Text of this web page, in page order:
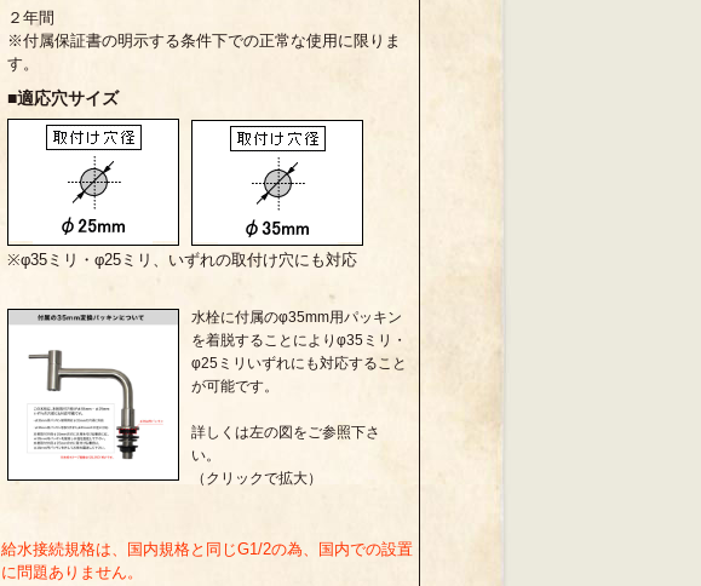
２年間
※付属保証書の明示する条件下での正常な使用に限りま
す。
■適応穴サイズ
※φ35ミリ・φ25ミリ、いずれの取付け穴にも対応
水栓に付属のφ35mm用パッキン
を着脱することによりφ35ミリ・
φ25ミリいずれにも対応すること
が可能です。
詳しくは左の図をご参照下さ
い。
（クリックで拡大）
給水接続規格は、国内規格と同じG1/2の為、国内での設置
に問題ありません。